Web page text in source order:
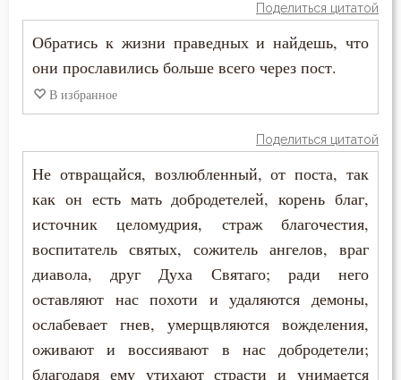
Состояние души после смерти
Сострадание
Спасение
Сплетни
Справедливость
Сребролюбие
Поделиться цитатой
Обратись к жизни праведных и найдешь, что
они прославились больше всего через пост.
В избранное
Поделиться цитатой
Не отвращайся, возлюбленный, от поста, так
как он есть мать добродетелей, корень благ,
источник целомудрия, страж благочестия,
воспитатель святых, сожитель ангелов, враг
диавола, друг Духа Святаго; ради него
оставляют нас похоти и удаляются демоны,
ослабевает гнев, умерщвляются вожделения,
оживают и воссиявают в нас добродетели;
благодаря ему утихают страсти и унимается